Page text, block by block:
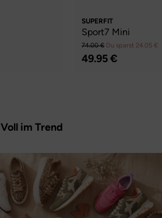
SUPERFIT
Sport7 Mini
74.00 € Du sparst 24.05 €
49.95 €
Voll im Trend